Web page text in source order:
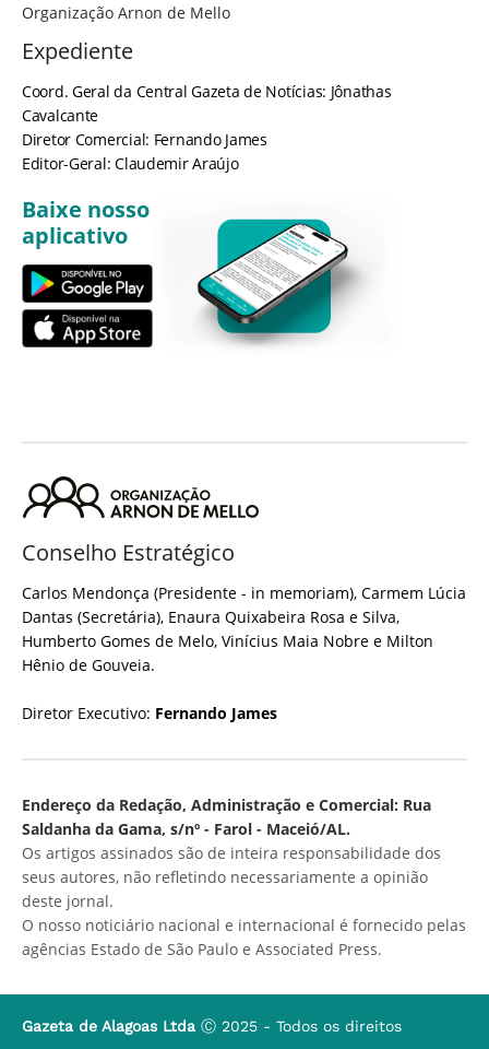
Organização Arnon de Mello
Expediente
Coord. Geral da Central Gazeta de Notícias: Jônathas
Cavalcante
Diretor Comercial: Fernando James
Editor-Geral: Claudemir Araújo
Baixe nosso
aplicativo
Conselho Estratégico
Carlos Mendonça (Presidente - in memoriam), Carmem Lúcia
Dantas (Secretária), Enaura Quixabeira Rosa e Silva,
Humberto Gomes de Melo, Vinícius Maia Nobre e Milton
Hênio de Gouveia.
Diretor Executivo: Fernando James
Endereço da Redação, Administração e Comercial: Rua
Saldanha da Gama, s/nº - Farol - Maceió/AL.
Os artigos assinados são de inteira responsabilidade dos
seus autores, não refletindo necessariamente a opinião
deste jornal.
O nosso noticiário nacional e internacional é fornecido pelas
agências Estado de São Paulo e Associated Press.
Gazeta de Alagoas Ltda Ⓒ 2025 - Todos os direitos